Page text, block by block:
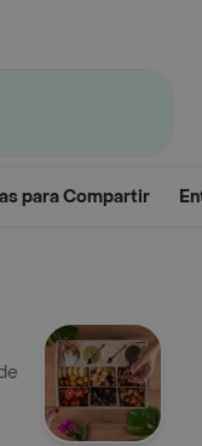
para Compartir